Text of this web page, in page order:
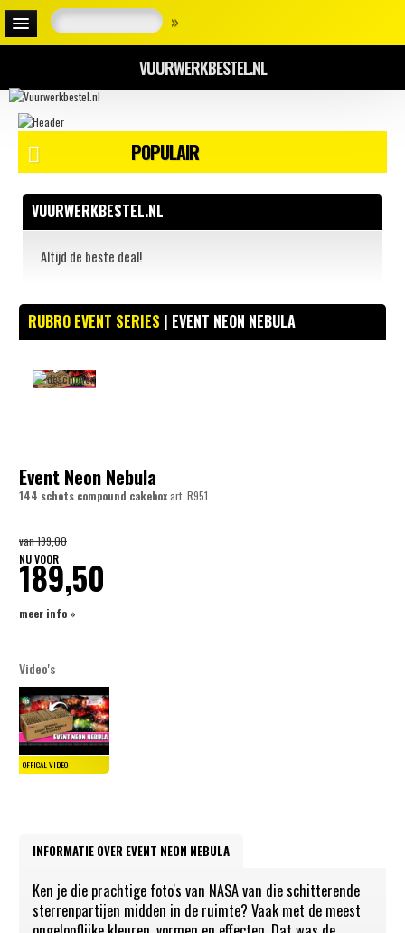
»
VUURWERKBESTEL.NL
POPULAIR
VUURWERKBESTEL.NL
Altijd de beste deal!
RUBRO EVENT SERIES | EVENT NEON NEBULA
Event Neon Nebula
144 schots compound cakeboxart. R951
van199,00
NU VOOR
189,50
meer info »
Video's
INFORMATIE OVER EVENT NEON NEBULA
Ken je die prachtige foto's van NASA van die schitterende
sterrenpartijen midden in de ruimte? Vaak met de meest